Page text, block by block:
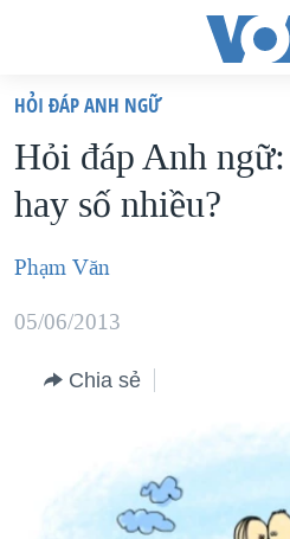
truy
cập
Tới
dung
chính
VIỆT NAM
HOA KỲ
BIỂN ĐÔNG
DIỄN ĐÀN
VẠCH TRẦN TIN GIẢ
CHUYÊN ĐỀ
CHIẾN TRANH THƯƠNG MẠI
HỌC TIẾNG ANH
HỎI ĐÁP ANH NGỮ
Hỏi đáp Anh
hay số nhiều?
Phạm Văn
05/06/2013
Chia sẻ